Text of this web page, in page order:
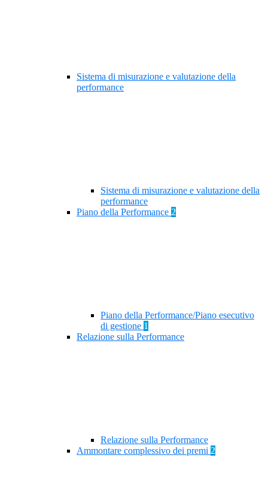
Sistema di misurazione e valutazione della
performance
Sistema di misurazione e valutazione della
performance
Piano della Performance 2
Piano della Performance/Piano esecutivo
di gestione 1
Relazione sulla Performance
Relazione sulla Performance
Ammontare complessivo dei premi 2